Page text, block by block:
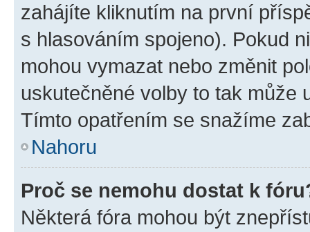
zahájíte kliknutím na první
s hlasováním spojeno). Pokud
mohou vymazat nebo změnit
uskutečněné volby to tak může
Tímto opatřením se snažíme
Nahoru
Proč se nemohu dostat k
Některá fóra mohou být